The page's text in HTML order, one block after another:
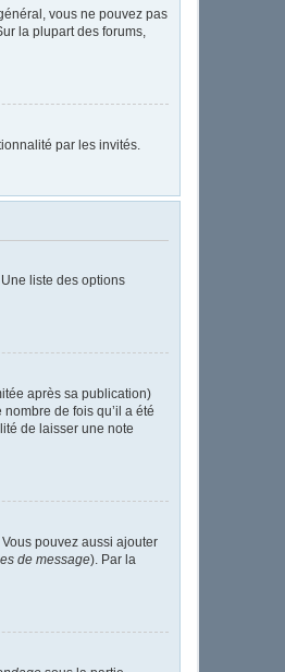
vous ne pouvez pas
la plupart des forums,
par les invités.
liste des options
après sa publication)
de fois qu’il a été
de laisser une note
pouvez aussi ajouter
de message). Par la